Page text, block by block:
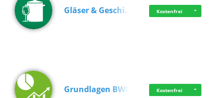
Gläser & Geschi… Kostenfrei
Grundlagen BWL Kostenfrei